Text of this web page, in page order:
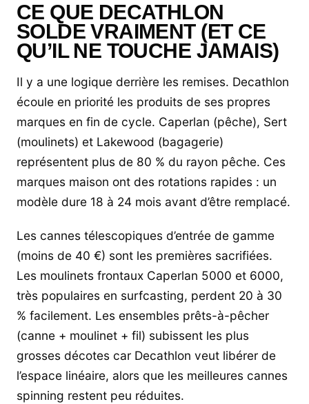
CE QUE DECATHLON
SOLDE VRAIMENT (ET CE
QU’IL NE TOUCHE JAMAIS)
Il y a une logique derrière les remises. Decathlon
écoule en priorité les produits de ses propres
marques en fin de cycle. Caperlan (pêche), Sert
(moulinets) et Lakewood (bagagerie)
représentent plus de 80 % du rayon pêche. Ces
marques maison ont des rotations rapides : un
modèle dure 18 à 24 mois avant d’être remplacé.
Les cannes télescopiques d’entrée de gamme
(moins de 40 €) sont les premières sacrifiées.
Les moulinets frontaux Caperlan 5000 et 6000,
très populaires en surfcasting, perdent 20 à 30
% facilement. Les ensembles prêts-à-pêcher
(canne + moulinet + fil) subissent les plus
grosses décotes car Decathlon veut libérer de
l’espace linéaire, alors que les meilleures cannes
spinning restent peu réduites.